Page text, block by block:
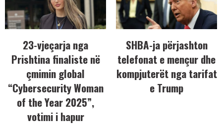
23-vjeçarja nga
Prishtina finaliste në
çmimin global
“Cybersecurity Woman
of the Year 2025”,
votimi i hapur
SHBA-ja përjashton
telefonat e mençur dhe
kompjuterët nga tarifat
e Trump